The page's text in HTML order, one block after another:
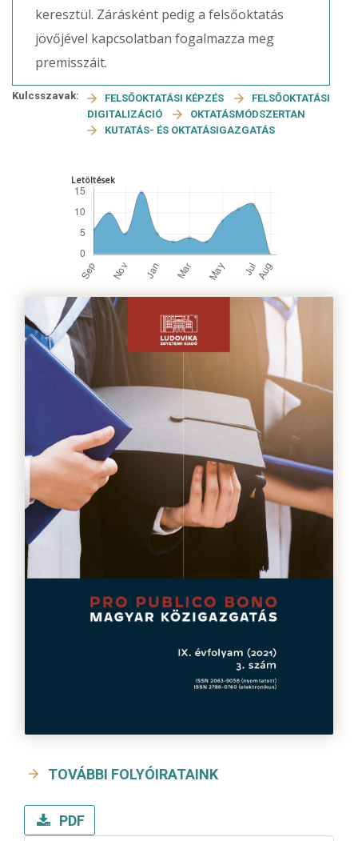
keresztül. Zárásként pedig a felsőoktatás
jövőjével kapcsolatban fogalmazza meg
premisszáit.
Kulcsszavak: FELSŐOKTATÁSI KÉPZÉS
FELSŐOKTATÁSI
DIGITALIZÁCIÓ
OKTATÁSMÓDSZERTAN
KUTATÁS- ÉS OKTATÁSIGAZGATÁS
Letöltések
TOVÁBBI FOLYÓIRATAINK
PDF